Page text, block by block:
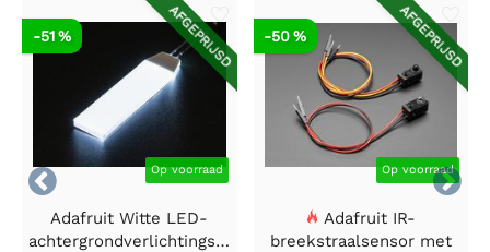


AFGEPRIJSD
Op voorraad
-51 %
Adafruit Witte LED-
achtergrondverlichtingsmodule
AFGEPRIJSD
Op voorraad
-50 %
Adafruit IR-
breekstraalsensor met